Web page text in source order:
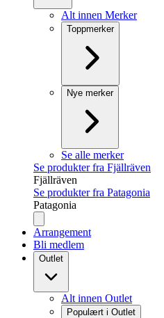
Alt innen Merker
Toppmerker
Nye merker
Se alle merker
Se produkter fra Fjällräven
Fjällräven
Se produkter fra Patagonia
Patagonia
Arrangement
Bli medlem
Outlet
Alt innen Outlet
Populært i Outlet